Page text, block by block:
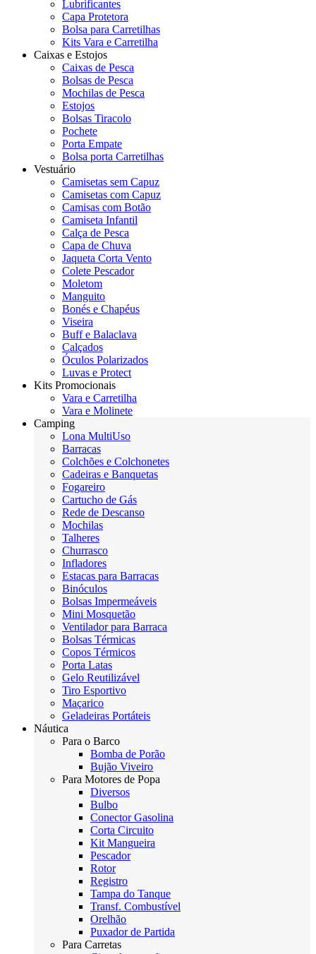
Lubrificantes
Capa Protetora
Bolsa para Carretilhas
Kits Vara e Carretilha
Caixas e Estojos
Caixas de Pesca
Bolsas de Pesca
Mochilas de Pesca
Estojos
Bolsas Tiracolo
Pochete
Porta Empate
Bolsa porta Carretilhas
Vestuário
Camisetas sem Capuz
Camisetas com Capuz
Camisas com Botão
Camiseta Infantil
Calça de Pesca
Capa de Chuva
Jaqueta Corta Vento
Colete Pescador
Moletom
Manguito
Bonés e Chapéus
Viseira
Buff e Balaclava
Calçados
Óculos Polarizados
Luvas e Protect
Kits Promocionais
Vara e Carretilha
Vara e Molinete
Camping
Lona MultiUso
Barracas
Colchões e Colchonetes
Cadeiras e Banquetas
Fogareiro
Cartucho de Gás
Rede de Descanso
Mochilas
Talheres
Churrasco
Infladores
Estacas para Barracas
Binóculos
Bolsas Impermeáveis
Mini Mosquetão
Ventilador para Barraca
Bolsas Térmicas
Copos Térmicos
Porta Latas
Gelo Reutilizável
Tiro Esportivo
Maçarico
Geladeiras Portáteis
Náutica
Para o Barco
Bomba de Porão
Bujão Viveiro
Para Motores de Popa
Diversos
Bulbo
Conector Gasolina
Corta Circuito
Kit Mangueira
Pescador
Rotor
Registro
Tampa do Tanque
Transf. Combustível
Orelhão
Puxador de Partida
Para Carretas